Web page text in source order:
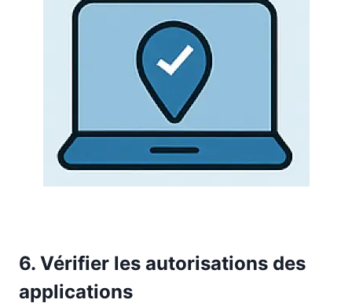
6. Vérifier les autorisations des
applications